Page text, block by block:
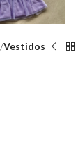
Vestidos